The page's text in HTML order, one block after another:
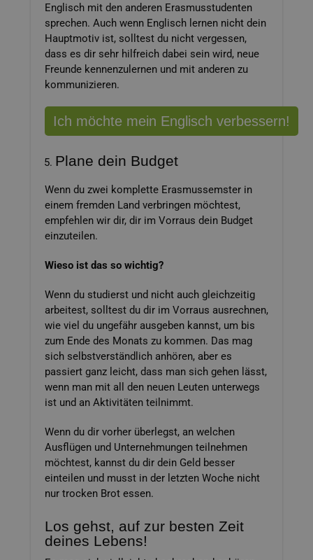
Englisch mit den anderen Erasmusstudenten
sprechen. Auch wenn Englisch lernen nicht dein
Hauptmotiv ist, solltest du nicht vergessen,
dass es dir sehr hilfreich dabei sein wird, neue
Freunde kennenzulernen und mit anderen zu
kommunizieren.
Ich möchte mein Englisch verbessern!
Plane dein Budget
Wenn du zwei komplette Erasmussemster in
einem fremden Land verbringen möchtest,
empfehlen wir dir, dir im Vorraus dein Budget
einzuteilen.
Wieso ist das so wichtig?
Wenn du studierst und nicht auch gleichzeitig
arbeitest, solltest du dir im Vorraus ausrechnen,
wie viel du ungefähr ausgeben kannst, um bis
zum Ende des Monats zu kommen. Das mag
sich selbstverständlich anhören, aber es
passiert ganz leicht, dass man sich gehen lässt,
wenn man mit all den neuen Leuten unterwegs
ist und an Aktivitäten teilnimmt.
Wenn du dir vorher überlegst, an welchen
Ausflügen und Unternehmungen teilnehmen
möchtest, kannst du dir dein Geld besser
einteilen und musst in der letzten Woche nicht
nur trocken Brot essen.
Los gehst, auf zur besten Zeit
deines Lebens!